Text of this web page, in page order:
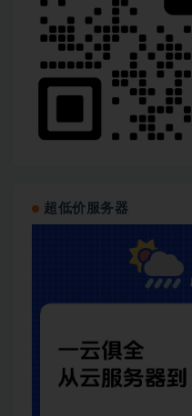
├── [143M]
├── [193M]
├── [ 58M]
├── [ 40M]
└── [6.8M]
├──  加餐一：LLM
│   ├── [4.1M]  加
│   ├── [217M]
│   ├── [ 31M]  加
│   ├── [151M]  加
超低价服务器